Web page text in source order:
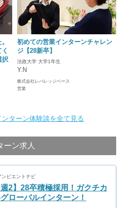
択
初めての営業インターンチャレン
ジ【28新卒】
法政大学 大学1年生
Y.N
株式会社レバレッジベース
営業
ターン体験談を全て見る
ーン求人
ンビエントナビ
週2】28卒積極採用！ガクチカ
ローバルインターン！